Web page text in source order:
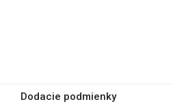
Dodacie podmienky